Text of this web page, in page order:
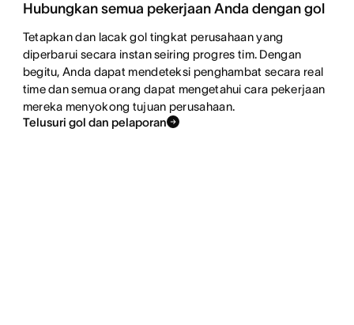
Hubungkan semua pekerjaan Anda dengan gol
Tetapkan dan lacak gol tingkat perusahaan yang
diperbarui secara instan seiring progres tim. Dengan
begitu, Anda dapat mendeteksi penghambat secara real
time dan semua orang dapat mengetahui cara pekerjaan
mereka menyokong tujuan perusahaan.
Telusuri gol dan pelaporan